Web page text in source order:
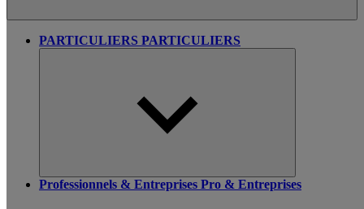
PARTICULIERS PARTICULIERS
Professionnels & Entreprises Pro & Entreprises